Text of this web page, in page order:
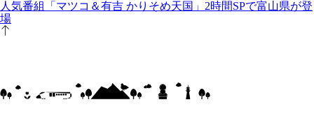
人気番組「マツコ＆有吉 かりそめ天国」2時間SPで富山県が登
場